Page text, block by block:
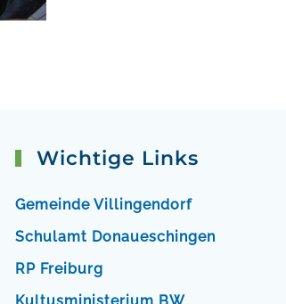
Wichtige Links
Gemeinde Villingendorf
Schulamt Donaueschingen
RP Freiburg